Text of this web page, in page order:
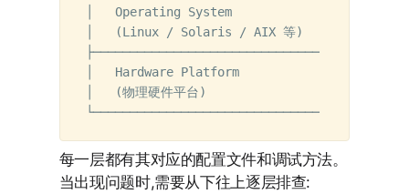
│   Operating System                  │
│   (Linux / Solaris / AIX 等)       │
├─────────────────────────────────────┤
│   Hardware Platform                 │
│   (物理硬件平台)                    │
每一层都有其对应的配置文件和调试方法。
当出现问题时,需要从下往上逐层排查: